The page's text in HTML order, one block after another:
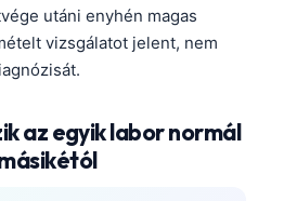
utáni enyhén magas
vizsgálatot jelent, nem
az egyik labor normál